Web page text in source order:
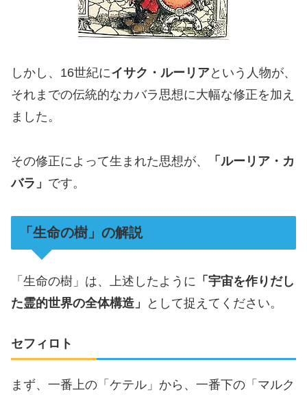
しかし、16世紀にイサク・ルーリアという人物が、
それまでの伝統的なカバラ思想に大幅な修正を加え
ました。
その修正によって生まれた思想が、
「ルーリア・カ
バラ」 です。
「生命の樹」の解説
「生命の樹」は、上述したように 「宇宙を作りだし
た霊的世界の全体構造」
として捉えてください。
セフィロト
まず、一番上の「ケテル」から、一番下の「マルク